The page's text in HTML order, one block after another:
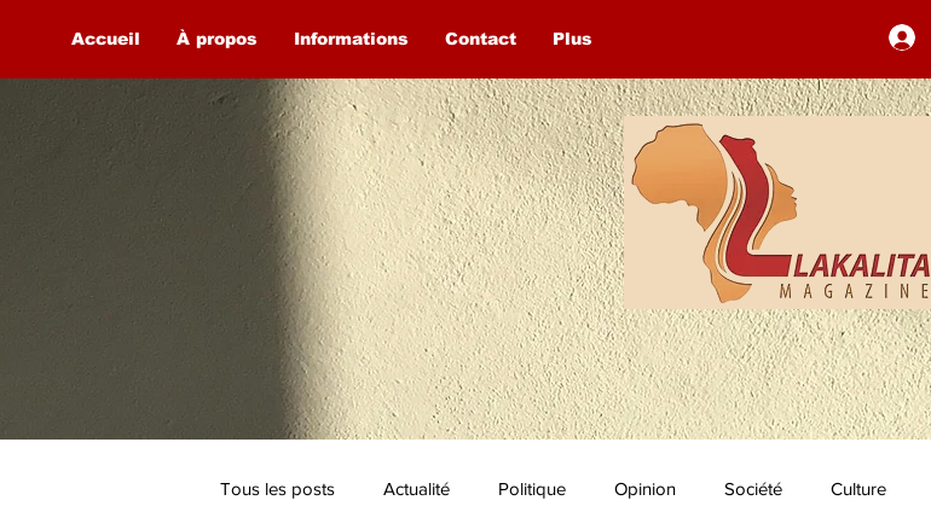
Accueil À propos Informations Contact Plus
Tous les posts Actualité Politique Opinion Société Culture